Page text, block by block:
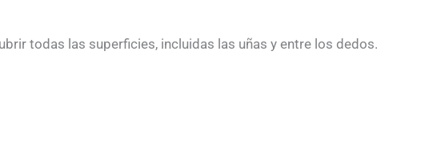
todas las superficies, incluidas las uñas y entre los dedos.